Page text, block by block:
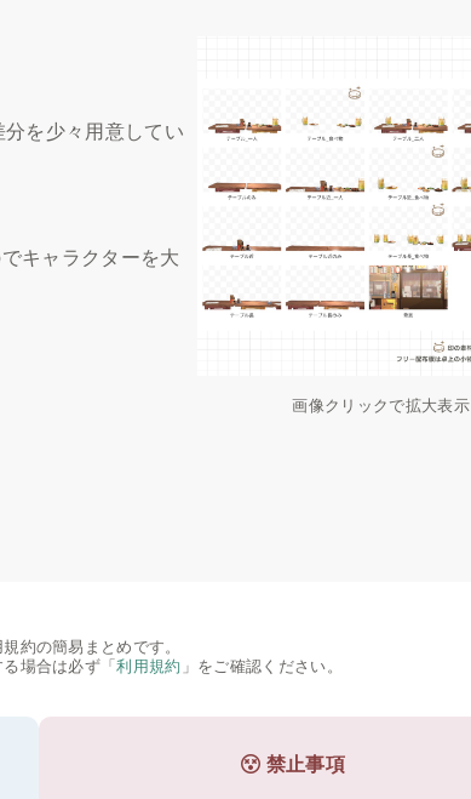
を少々用意してい
キャラクターを大
画像クリックで拡大表示
約の簡易まとめです。
場合は必ず「利用規約 」をご確認ください。
禁止事項